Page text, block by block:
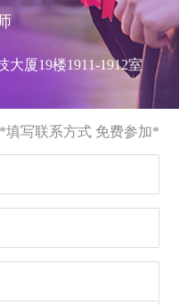
厦19楼1911-1912室
*填写联系方式 免费参加*